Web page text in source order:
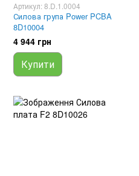
Артикул: 8.D.1.0004
Силова група Power PCBA
8D10004
4 944 грн
Купити